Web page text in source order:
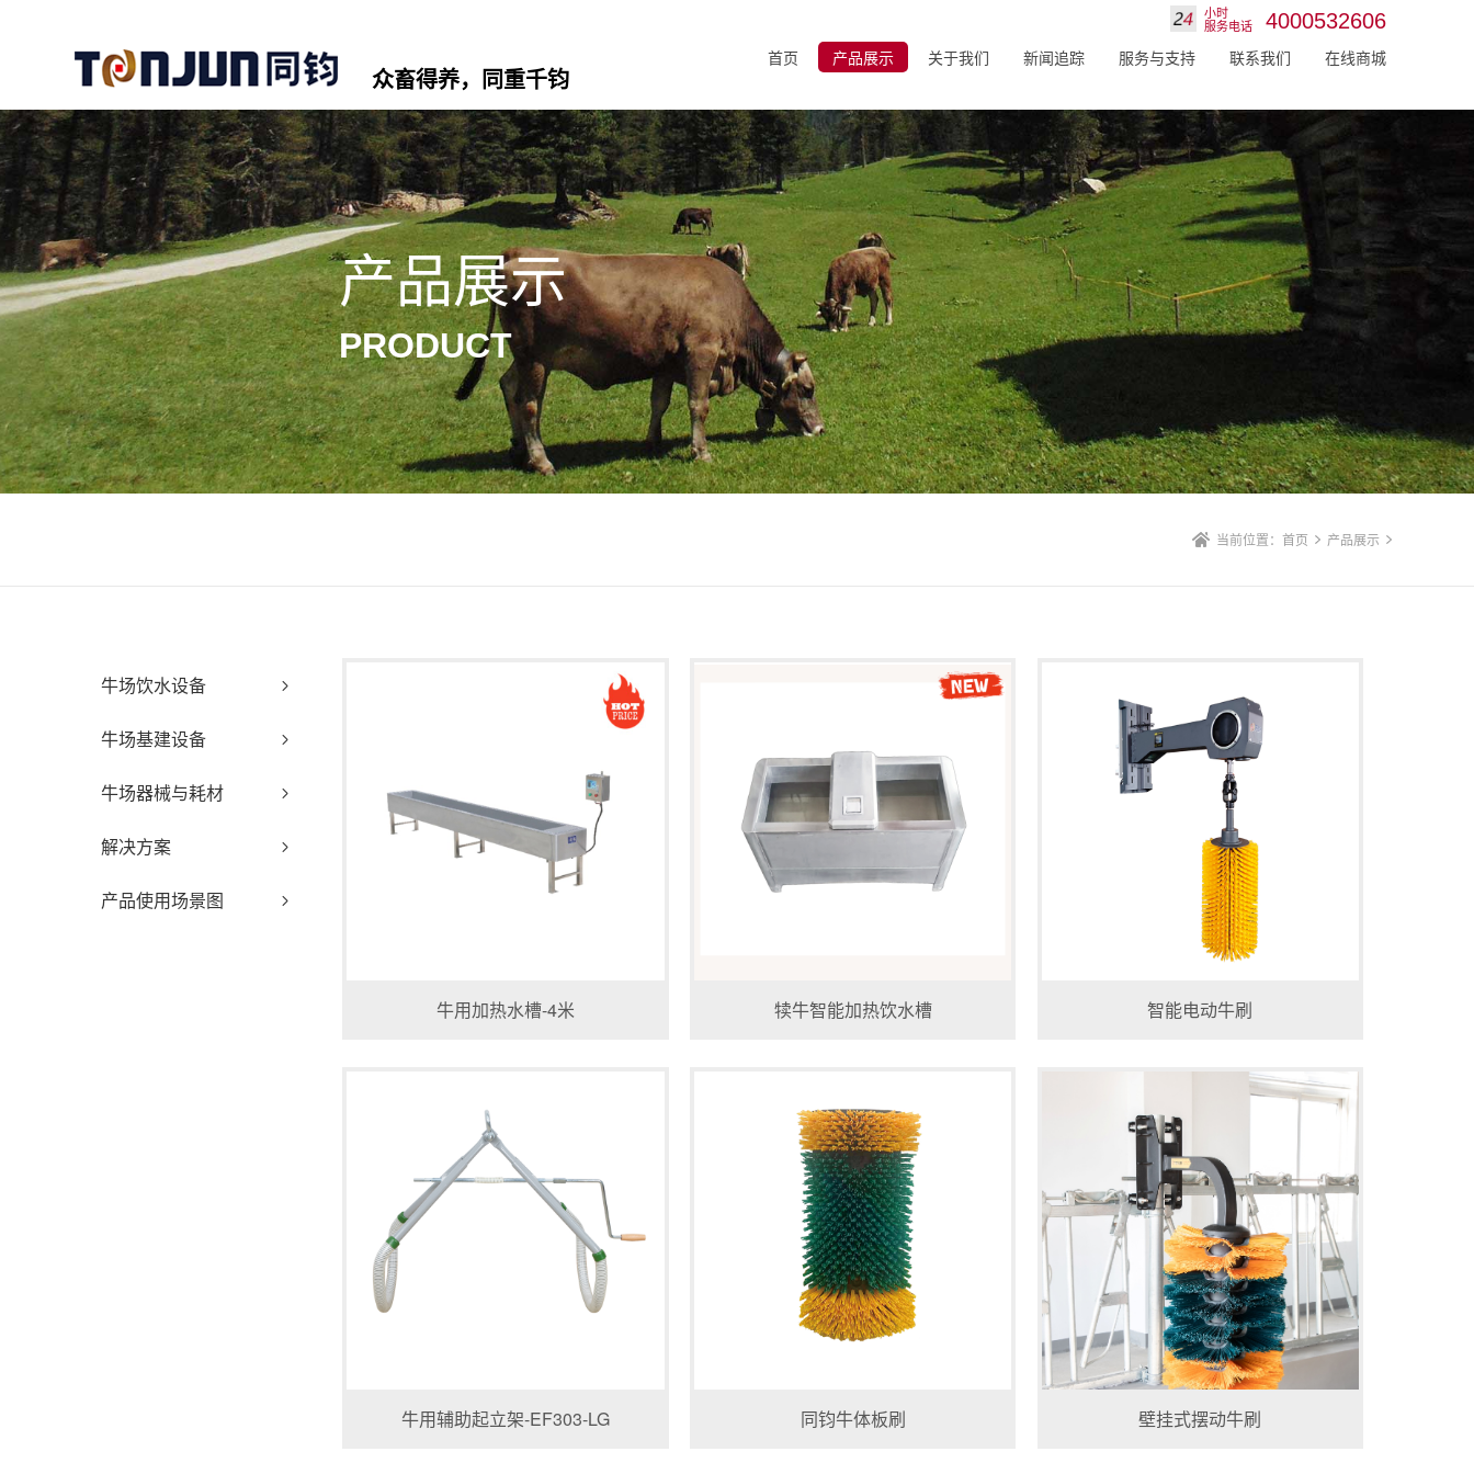
众畜得养，同重千钧
小时
服务电话 4000532606
首页 产品展示 关于我们 新闻追踪 服务与支持 联系我们 在线商城
产品展示
PRODUCT
当前位置： 首页 产品展示
牛场饮水设备
牛场基建设备
牛场器械与耗材
解决方案
产品使用场景图
牛用加热水槽-4米 犊牛智能加热饮水槽 智能电动牛刷
牛用辅助起立架-EF303-LG 同钧牛体板刷 壁挂式摆动牛刷